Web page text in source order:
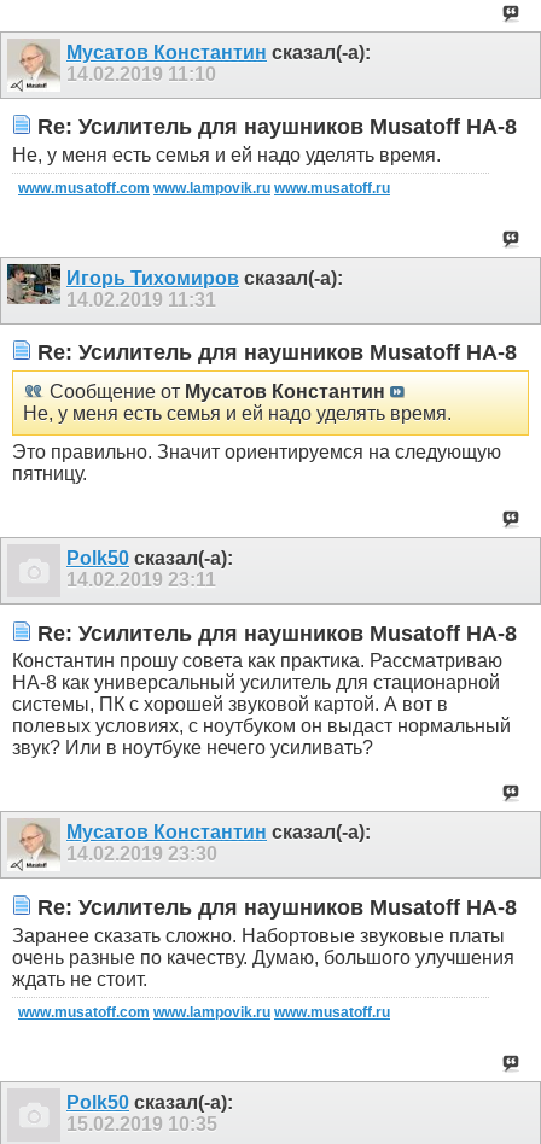
Мусатов Константин сказал(-а):
14.02.2019 11:10
Re: Усилитель для наушников Musatoff HA-8
Не, у меня есть семья и ей надо уделять время.
www.musatoff.com www.lampovik.ru www.musatoff.ru
Игорь Тихомиров сказал(-а):
14.02.2019 11:31
Re: Усилитель для наушников Musatoff HA-8
Сообщение от Мусатов Константин
Не, у меня есть семья и ей надо уделять время.
Это правильно. Значит ориентируемся на следующую
пятницу.
Polk50 сказал(-а):
14.02.2019 23:11
Re: Усилитель для наушников Musatoff HA-8
Константин прошу совета как практика. Рассматриваю
НА-8 как универсальный усилитель для стационарной
системы, ПК с хорошей звуковой картой. А вот в
полевых условиях, с ноутбуком он выдаст нормальный
звук? Или в ноутбуке нечего усиливать?
Мусатов Константин сказал(-а):
14.02.2019 23:30
Re: Усилитель для наушников Musatoff HA-8
Заранее сказать сложно. Набортовые звуковые платы
очень разные по качеству. Думаю, большого улучшения
ждать не стоит.
www.musatoff.com www.lampovik.ru www.musatoff.ru
Polk50 сказал(-а):
15.02.2019 10:35